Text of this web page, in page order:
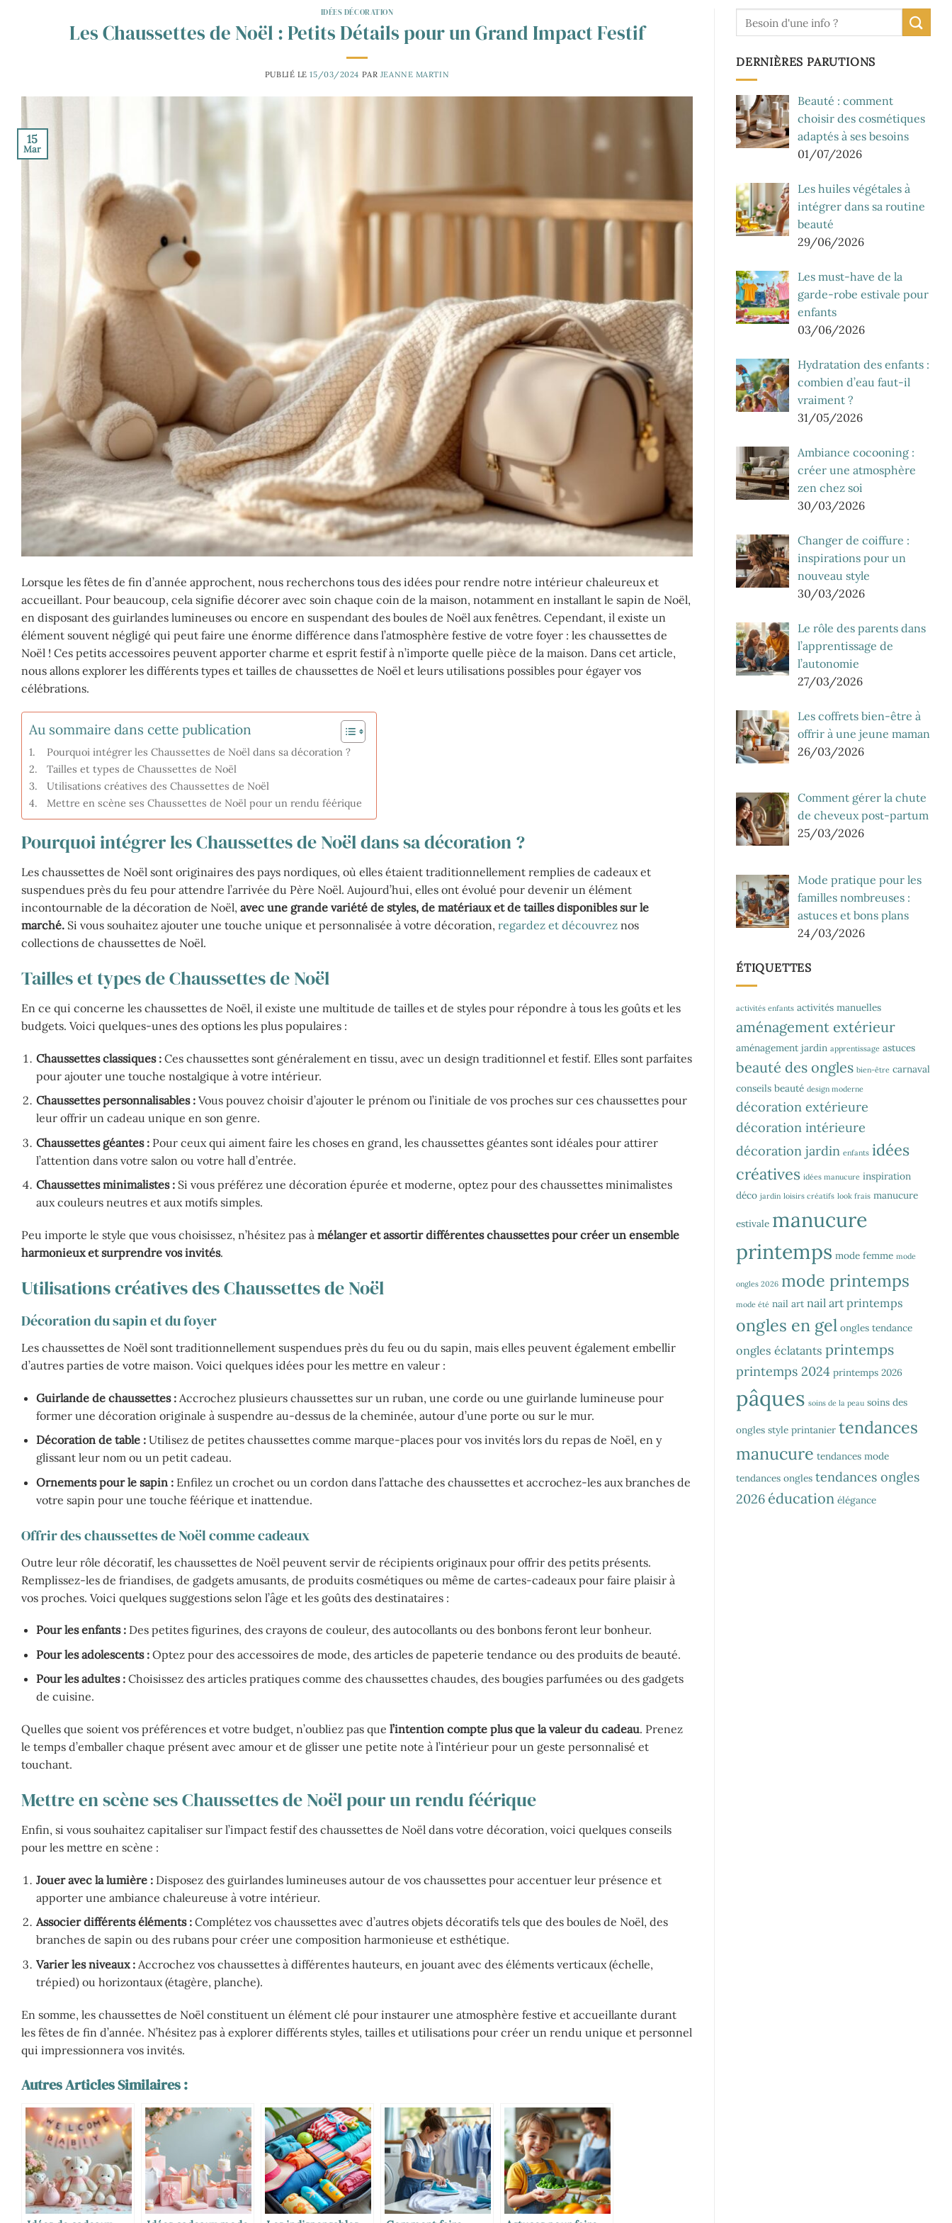
IDÉES DÉCORATION
Les Chaussettes de Noël : Petits Détails pour un Grand Impact Festif
PUBLIÉ LE15/03/2024 PAR JEANNE MARTIN
15
Mar
Lorsque les fêtes de fin d’année approchent, nous recherchons tous des idées pour rendre notre intérieur chaleureux et
accueillant. Pour beaucoup, cela signifie décorer avec soin chaque coin de la maison, notamment en installant le sapin de Noël,
en disposant des guirlandes lumineuses ou encore en suspendant des boules de Noël aux fenêtres. Cependant, il existe un
élément souvent négligé qui peut faire une énorme différence dans l’atmosphère festive de votre foyer : les chaussettes de
Noël ! Ces petits accessoires peuvent apporter charme et esprit festif à n’importe quelle pièce de la maison. Dans cet article,
nous allons explorer les différents types et tailles de chaussettes de Noël et leurs utilisations possibles pour égayer vos
célébrations.
Au sommaire dans cette publication
Pourquoi intégrer les Chaussettes de Noël dans sa décoration ?
Tailles et types de Chaussettes de Noël
Utilisations créatives des Chaussettes de Noël
Mettre en scène ses Chaussettes de Noël pour un rendu féérique
Pourquoi intégrer les Chaussettes de Noël dans sa décoration ?
Les chaussettes de Noël sont originaires des pays nordiques, où elles étaient traditionnellement remplies de cadeaux et
suspendues près du feu pour attendre l’arrivée du Père Noël. Aujourd’hui, elles ont évolué pour devenir un élément
incontournable de la décoration de Noël, avec une grande variété de styles, de matériaux et de tailles disponibles sur le
marché. Si vous souhaitez ajouter une touche unique et personnalisée à votre décoration, regardez et découvrez nos
collections de chaussettes de Noël.
Tailles et types de Chaussettes de Noël
En ce qui concerne les chaussettes de Noël, il existe une multitude de tailles et de styles pour répondre à tous les goûts et les
budgets. Voici quelques-unes des options les plus populaires :
Chaussettes classiques :Ces chaussettes sont généralement en tissu, avec un design traditionnel et festif. Elles sont parfaites
pour ajouter une touche nostalgique à votre intérieur.
Chaussettes personnalisables :Vous pouvez choisir d’ajouter le prénom ou l’initiale de vos proches sur ces chaussettes pour
leur offrir un cadeau unique en son genre.
Chaussettes géantes :Pour ceux qui aiment faire les choses en grand, les chaussettes géantes sont idéales pour attirer
l’attention dans votre salon ou votre hall d’entrée.
Chaussettes minimalistes :Si vous préférez une décoration épurée et moderne, optez pour des chaussettes minimalistes
aux couleurs neutres et aux motifs simples.
Peu importe le style que vous choisissez, n’hésitez pas à mélanger et assortir différentes chaussettes pour créer un ensemble
harmonieux et surprendre vos invités.
Utilisations créatives des Chaussettes de Noël
Décoration du sapin et du foyer
Les chaussettes de Noël sont traditionnellement suspendues près du feu ou du sapin, mais elles peuvent également embellir
d’autres parties de votre maison. Voici quelques idées pour les mettre en valeur :
Guirlande de chaussettes :Accrochez plusieurs chaussettes sur un ruban, une corde ou une guirlande lumineuse pour
former une décoration originale à suspendre au-dessus de la cheminée, autour d’une porte ou sur le mur.
Décoration de table :Utilisez de petites chaussettes comme marque-places pour vos invités lors du repas de Noël, en y
glissant leur nom ou un petit cadeau.
Ornements pour le sapin :Enfilez un crochet ou un cordon dans l’attache des chaussettes et accrochez-les aux branches de
votre sapin pour une touche féérique et inattendue.
Offrir des chaussettes de Noël comme cadeaux
Outre leur rôle décoratif, les chaussettes de Noël peuvent servir de récipients originaux pour offrir des petits présents.
Remplissez-les de friandises, de gadgets amusants, de produits cosmétiques ou même de cartes-cadeaux pour faire plaisir à
vos proches. Voici quelques suggestions selon l’âge et les goûts des destinataires :
Pour les enfants :Des petites figurines, des crayons de couleur, des autocollants ou des bonbons feront leur bonheur.
Pour les adolescents :Optez pour des accessoires de mode, des articles de papeterie tendance ou des produits de beauté.
Pour les adultes :Choisissez des articles pratiques comme des chaussettes chaudes, des bougies parfumées ou des gadgets
de cuisine.
Quelles que soient vos préférences et votre budget, n’oubliez pas que l’intention compte plus que la valeur du cadeau. Prenez
le temps d’emballer chaque présent avec amour et de glisser une petite note à l’intérieur pour un geste personnalisé et
touchant.
Mettre en scène ses Chaussettes de Noël pour un rendu féérique
Enfin, si vous souhaitez capitaliser sur l’impact festif des chaussettes de Noël dans votre décoration, voici quelques conseils
pour les mettre en scène :
Jouer avec la lumière :Disposez des guirlandes lumineuses autour de vos chaussettes pour accentuer leur présence et
apporter une ambiance chaleureuse à votre intérieur.
Associer différents éléments :Complétez vos chaussettes avec d’autres objets décoratifs tels que des boules de Noël, des
branches de sapin ou des rubans pour créer une composition harmonieuse et esthétique.
Varier les niveaux :Accrochez vos chaussettes à différentes hauteurs, en jouant avec des éléments verticaux (échelle,
trépied) ou horizontaux (étagère, planche).
En somme, les chaussettes de Noël constituent un élément clé pour instaurer une atmosphère festive et accueillante durant
les fêtes de fin d’année. N’hésitez pas à explorer différents styles, tailles et utilisations pour créer un rendu unique et personnel
qui impressionnera vos invités.
Autres Articles Similaires :
DERNIÈRES PARUTIONS
Beauté : comment
choisir des cosmétiques
adaptés à ses besoins
01/07/2026
Les huiles végétales à
intégrer dans sa routine
beauté
29/06/2026
Les must-have de la
garde-robe estivale pour
enfants
03/06/2026
Hydratation des enfants :
combien d’eau faut-il
vraiment ?
31/05/2026
Ambiance cocooning :
créer une atmosphère
zen chez soi
30/03/2026
Changer de coiffure :
inspirations pour un
nouveau style
30/03/2026
Le rôle des parents dans
l’apprentissage de
l’autonomie
27/03/2026
Les coffrets bien-être à
offrir à une jeune maman
26/03/2026
Comment gérer la chute
de cheveux post-partum
25/03/2026
Mode pratique pour les
familles nombreuses :
astuces et bons plans
24/03/2026
ÉTIQUETTES
activités enfants activités manuelles
aménagement extérieur
aménagement jardin apprentissage astuces
beauté des ongles bien-être carnaval
conseils beauté design moderne
décoration extérieure
décoration intérieure
décoration jardin enfants idées
créatives idées manucure inspiration
déco jardin loisirs créatifs look frais manucure
estivale manucure
printemps mode femme mode
ongles 2026 mode printemps
mode été nail art nail art printemps
ongles en gel ongles tendance
ongles éclatants printemps
printemps 2024 printemps 2026
pâques soins de la peau soins des
ongles style printanier tendances
manucure tendances mode
tendances ongles tendances ongles
2026 éducation élégance